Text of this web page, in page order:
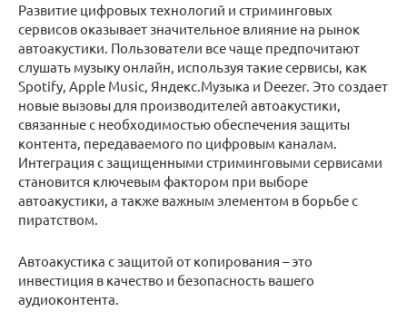
Развитие цифровых технологий и стриминговых
сервисов оказывает значительное влияние на рынок
автоакустики. Пользователи все чаще предпочитают
слушать музыку онлайн, используя такие сервисы, как
Spotify, Apple Music, Яндекс.Музыка и Deezer. Это создает
новые вызовы для производителей автоакустики,
связанные с необходимостью обеспечения защиты
контента, передаваемого по цифровым каналам.
Интеграция с защищенными стриминговыми сервисами
становится ключевым фактором при выборе
автоакустики, а также важным элементом в борьбе с
пиратством.
Автоакустика с защитой от копирования – это
инвестиция в качество и безопасность вашего
аудиоконтента.